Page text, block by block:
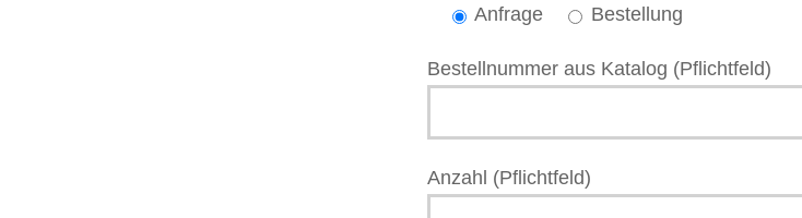
Anfrage Bestellung
Bestellnummer aus Katalog (Pflichtfeld)
Anzahl (Pflichtfeld)